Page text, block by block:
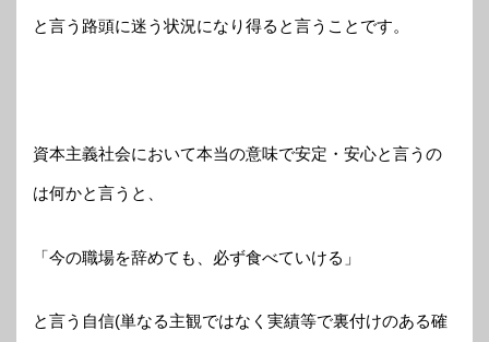
と言う路頭に迷う状況になり得ると言うことです。
資本主義社会において本当の意味で安定・安心と言うの
は何かと言うと、
「今の職場を辞めても、必ず食べていける」
と言う自信(単なる主観ではなく実績等で裏付けのある確